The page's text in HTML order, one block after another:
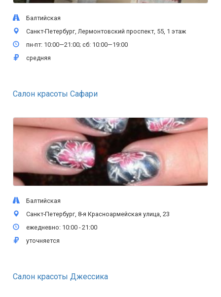
Балтийская
Санкт-Петербург, Лермонтовский проспект, 55, 1 этаж
пн-пт: 10:00—21:00; сб: 10:00—19:00
средняя
Салон красоты Сафари
Балтийская
Санкт-Петербург, 8-я Красноармейская улица, 23
ежедневно: 10:00 - 21:00
уточняется
Салон красоты Джессика